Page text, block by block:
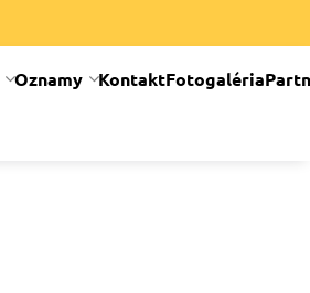
Oznamy KontaktFotogaléria